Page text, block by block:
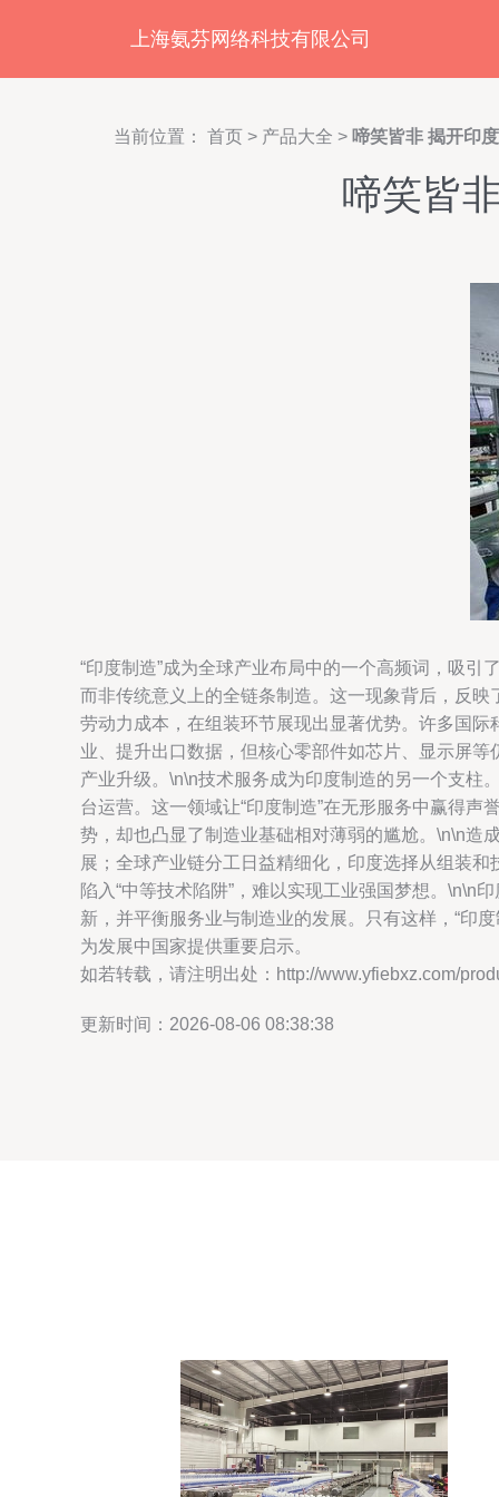
上海氨芬网络科技有限公司
当前位置： 首页 > 产品大全 > 啼笑皆非 揭开印
啼笑皆
“印度制造”成为全球产业布局中的一个高频词，吸
而非传统意义上的全链条制造。这一现象背后，反
劳动力成本，在组装环节展现出显著优势。许多国
业、提升出口数据，但核心零部件如芯片、显示屏等
产业升级。\n\n技术服务成为印度制造的另一个支柱
台运营。这一领域让“印度制造”在无形服务中赢得
势，却也凸显了制造业基础相对薄弱的尴尬。\n\n造
展；全球产业链分工日益精细化，印度选择从组装
陷入“中等技术陷阱”，难以实现工业强国梦想。\n\n
新，并平衡服务业与制造业的发展。只有这样，“印
为发展中国家提供重要启示。
如若转载，请注明出处：http://www.yfiebxz.com/
更新时间：2026-08-06 08:38:38